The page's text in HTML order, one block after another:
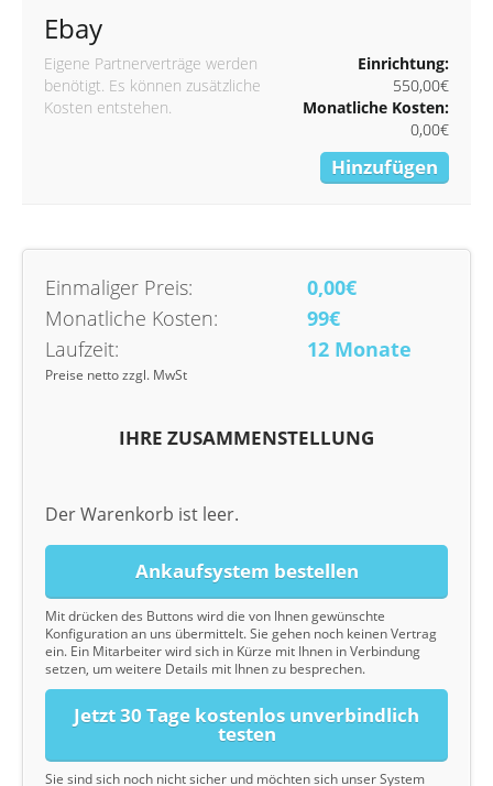
Ebay
Eigene Partnerverträge werden
benötigt. Es können zusätzliche
Kosten entstehen.
Einrichtung:
550,00€
Monatliche Kosten:
0,00€
Hinzufügen
Einmaliger Preis:
0,00€
Monatliche Kosten:
99€
Laufzeit:
12 Monate
Preise netto zzgl. MwSt
IHRE ZUSAMMENSTELLUNG
Der Warenkorb ist leer.
Ankaufsystem bestellen
Mit drücken des Buttons wird die von Ihnen gewünschte
Konfiguration an uns übermittelt. Sie gehen noch keinen Vertrag
ein. Ein Mitarbeiter wird sich in Kürze mit Ihnen in Verbindung
setzen, um weitere Details mit Ihnen zu besprechen.
Jetzt 30 Tage kostenlos unverbindlich
testen
Sie sind sich noch nicht sicher und möchten sich unser System